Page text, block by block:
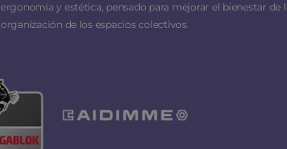
ergonomía y estética, pensado para mejorar el bienestar de
organización de los espacios colectivos.